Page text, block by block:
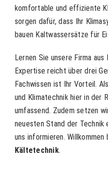
komfortable und effiziente
sorgen dafür, dass Ihr
bauen Kaltwassersätze für
Lernen Sie unsere Firma
Expertise reicht über drei
Fachwissen ist Ihr Vorteil.
und Klimatechnik hier in der
umfassend. Zudem setzen
neuesten Stand der Technik
uns informieren. Willkommen
Kältetechnik.